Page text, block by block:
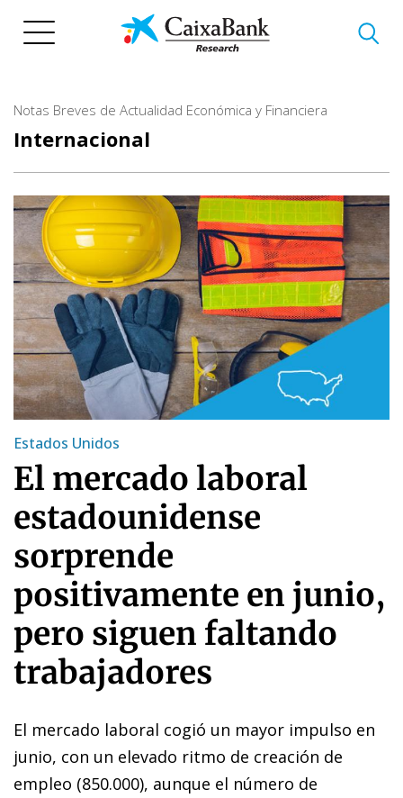
Notas Breves de Actualidad Económica y Financiera
Internacional
Estados Unidos
El mercado laboral
estadounidense
sorprende
positivamente en junio,
pero siguen faltando
trabajadores
El mercado laboral cogió un mayor impulso en
junio, con un elevado ritmo de creación de
empleo (850.000), aunque el número de